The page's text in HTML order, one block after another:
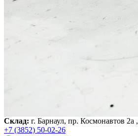
Склад: г. Барнаул, пр. Космонавтов 2а ,
+7 (3852) 50-02-26